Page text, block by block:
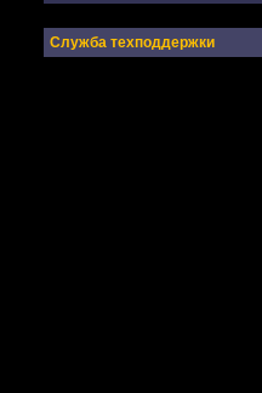
Служба техподдержки